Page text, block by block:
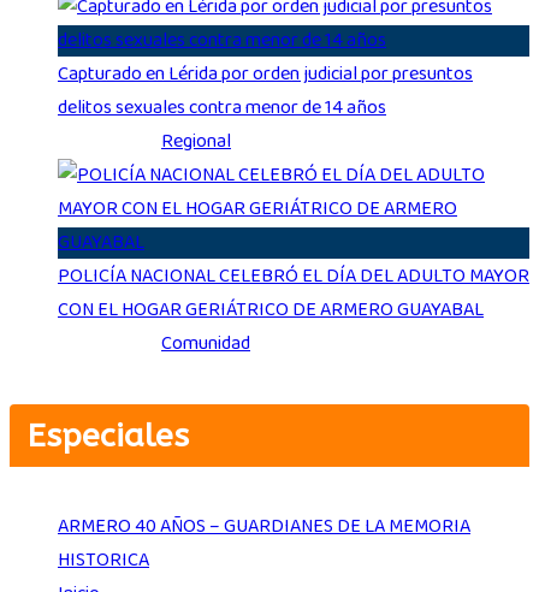
Capturado en Lérida por orden judicial por presuntos
delitos sexuales contra menor de 14 años
Regional
POLICÍA NACIONAL CELEBRÓ EL DÍA DEL ADULTO MAYOR
CON EL HOGAR GERIÁTRICO DE ARMERO GUAYABAL
Comunidad
Especiales
ARMERO 40 AÑOS – GUARDIANES DE LA MEMORIA
HISTORICA